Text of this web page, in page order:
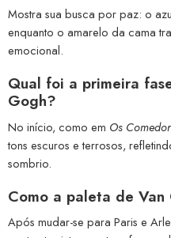
Mostra sua busca por paz: o
enquanto o amarelo da cama
emocional.
Qual foi a primeira
Gogh?
No início, como em Os
tons escuros e terrosos,
sombrio.
Como a paleta de Van
Após mudar-se para Paris e